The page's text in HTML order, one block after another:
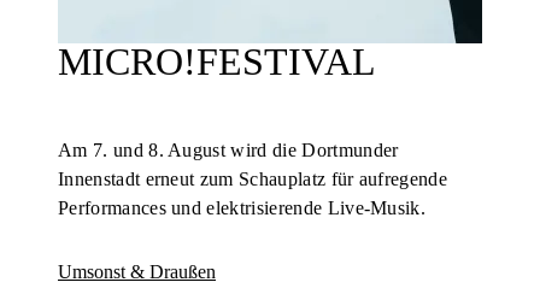
MICRO!FESTIVAL
Am 7. und 8. August wird die Dortmunder
Innenstadt erneut zum Schauplatz für aufregende
Performances und elektrisierende Live-Musik.
Umsonst & Draußen